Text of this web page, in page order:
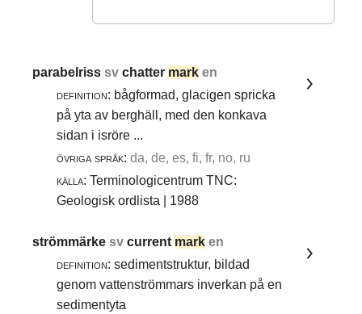
parabelrisssvchatter mark en
definition: bågformad, glacigen spricka
på yta av berghäll, med den konkava
sidan i isröre ...
övriga språk: da, de, es, fi, fr, no, ru
källa: Terminologicentrum TNC:
Geologisk ordlista | 1988
strömmärkesvcurrent mark en
definition: sedimentstruktur, bildad
genom vattenströmmars inverkan på en
sedimentyta